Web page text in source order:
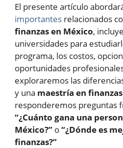
El presente artículo
importantes relacionados
finanzas en México,
universidades para
programa, los costos,
oportunidades
exploraremos las
y una maestría en
responderemos preguntas
“¿Cuánto gana una
México?” o“¿Dónde es
finanzas?”